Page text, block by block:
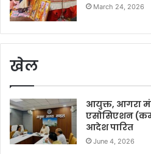
March 24, 2026
खेल
आयुक्त, आगरा
एसोसिएशन
आदेश पारित
June 4, 2026